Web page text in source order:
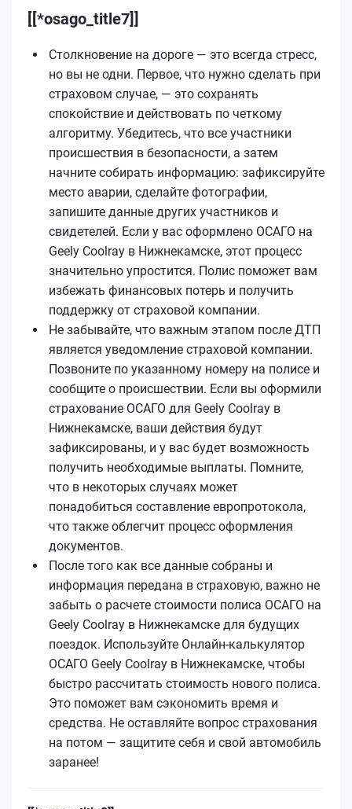
[[*osago_title7]]
Столкновение на дороге — это всегда стресс,
но вы не одни. Первое, что нужно сделать при
страховом случае, — это сохранять
спокойствие и действовать по четкому
алгоритму. Убедитесь, что все участники
происшествия в безопасности, а затем
начните собирать информацию: зафиксируйте
место аварии, сделайте фотографии,
запишите данные других участников и
свидетелей. Если у вас оформлено ОСАГО на
Geely Coolray в Нижнекамске, этот процесс
значительно упростится. Полис поможет вам
избежать финансовых потерь и получить
поддержку от страховой компании.
Не забывайте, что важным этапом после ДТП
является уведомление страховой компании.
Позвоните по указанному номеру на полисе и
сообщите о происшествии. Если вы оформили
страхование ОСАГО для Geely Coolray в
Нижнекамске, ваши действия будут
зафиксированы, и у вас будет возможность
получить необходимые выплаты. Помните,
что в некоторых случаях может
понадобиться составление европротокола,
что также облегчит процесс оформления
документов.
После того как все данные собраны и
информация передана в страховую, важно не
забыть о расчете стоимости полиса ОСАГО на
Geely Coolray в Нижнекамске для будущих
поездок. Используйте Онлайн-калькулятор
ОСАГО Geely Coolray в Нижнекамске, чтобы
быстро рассчитать стоимость нового полиса.
Это поможет вам сэкономить время и
средства. Не оставляйте вопрос страхования
на потом — защитите себя и свой автомобиль
заранее!